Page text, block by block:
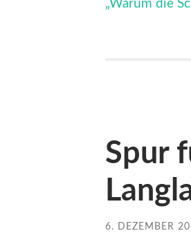
anzeigen
„Warum die
Spur
6. DEZEMBER